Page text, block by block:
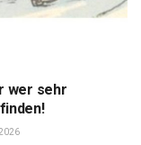
wer sehr